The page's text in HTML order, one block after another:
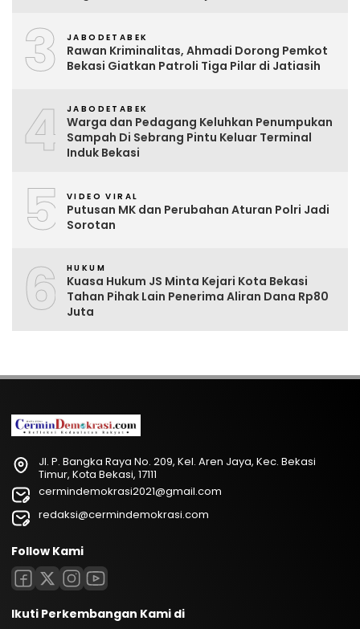
3 JABODETABEK
Rawan Kriminalitas, Ahmadi Dorong Pemkot
Bekasi Giatkan Patroli Tiga Pilar di Jatiasih
4 JABODETABEK
Warga dan Pedagang Keluhkan Penumpukan
Sampah Di Sebrang Pintu Keluar Terminal
Induk Bekasi
5 VIDEO VIRAL
Putusan MK dan Perubahan Aturan Polri Jadi
Sorotan
6 HUKUM
Kuasa Hukum JS Minta Kejari Kota Bekasi
Tahan Pihak Lain Penerima Aliran Dana Rp80
Juta
Jl. P. Bangka Raya No. 209, Kel. Aren Jaya, Kec. Bekasi
Timur, Kota Bekasi, 17111
cermindemokrasi2021@gmail.com
redaksi@cermindemokrasi.com
Follow Kami
Ikuti Perkembangan Kami di